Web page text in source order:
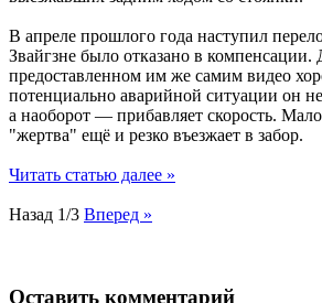
В апреле прошлого года наступил
Звайгзне было отказано в компенсации.
предоставленном им же самим видео
потенциально аварийной ситуации он
а наоборот — прибавляет скорость.
"жертва" ещё и резко въезжает в забор.
Читать статью далее »
Назад 1/3 Вперед »
Оставить комментарий